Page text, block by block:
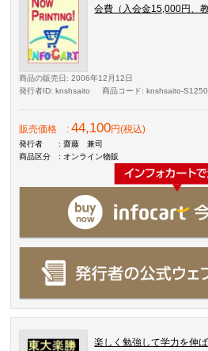
会費（入会金15,000円、
商品の販売日 : 2006年12月12日
発行者ID: knshsaito 商品コード: knshsaito-
販売価格 :44,100円(税込)
発行者
: 齋藤 兼司
商品区分
: オンライン物販
楽しく勉強して学力を伸